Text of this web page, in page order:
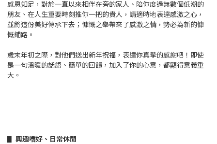
感恩知足，對於一直以來相伴在旁的家人、陪你度過無數個低潮的
朋友、在人生重要時刻推你一把的貴人，請適時地表達感激之心，
並將這份美好傳承下去；慷慨之舉帶來了感激之情，勢必為新的慷
慨鋪路。
歲末年初之際，對他們送出新年祝福，表達你真摯的感謝吧！即使
是一句溫暖的話語、簡單的回饋，加入了你的心意，都顯得意義重
大。
▋ 興趣嗜好、日常休閒